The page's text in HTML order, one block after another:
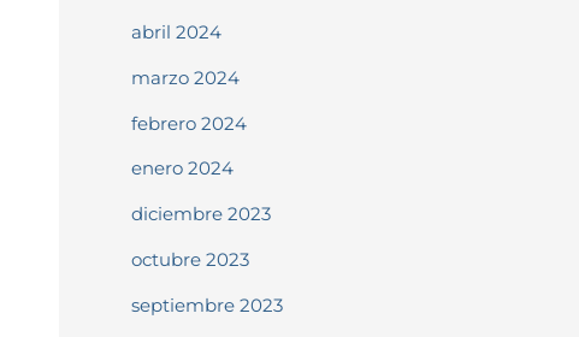
abril 2024
marzo 2024
febrero 2024
enero 2024
diciembre 2023
octubre 2023
septiembre 2023